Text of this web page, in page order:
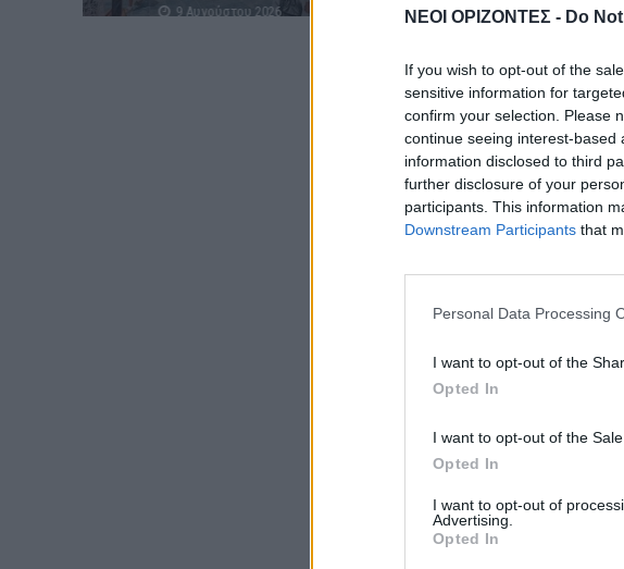
ΝΕΟΙ ΟΡΙΖΟΝΤΕΣ - Do
If you wish to opt-out of the
sensitive information for
confirm your selection. Please
continue seeing interest-
information disclosed to third
further disclosure of your
participants. This information
Downstream Participants that
Personal Data Processing
I want to opt-out of the
Opted In
I want to opt-out of the
Opted In
I want to opt-out of
Advertising.
Opted In
9 Αυγούστου 2026